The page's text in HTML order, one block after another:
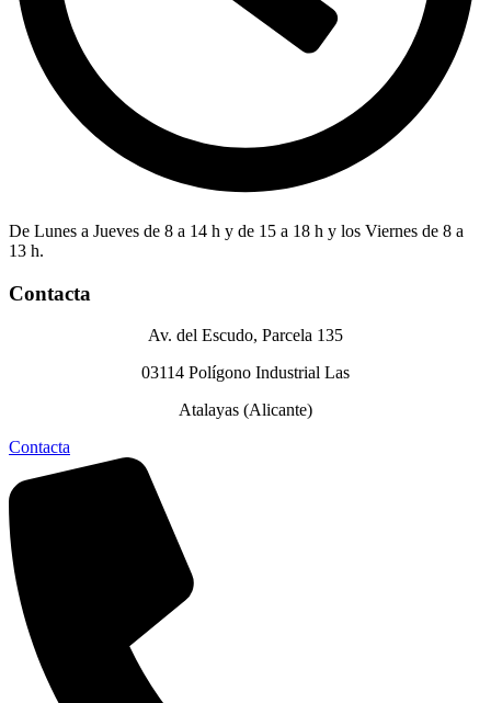
De Lunes a Jueves de 8 a 14 h y de 15 a 18 h y los Viernes de 8 a
13 h.
Contacta
Av. del Escudo, Parcela 135
03114 Polígono Industrial Las
Atalayas (Alicante)
Contacta